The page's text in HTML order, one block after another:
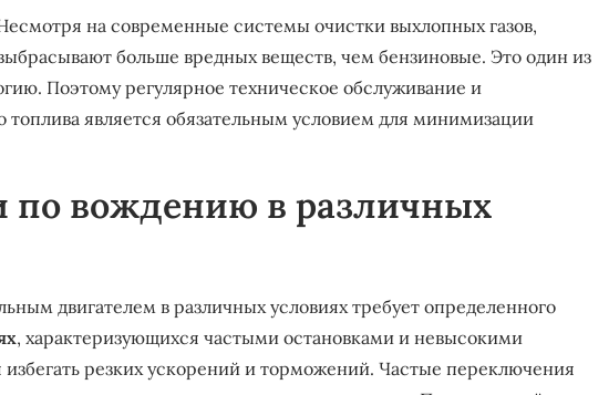
на современные системы очистки выхлопных газов,
больше вредных веществ, чем бензиновые. Это один из
Поэтому регулярное техническое обслуживание и
топлива является обязательным условием для минимизации
по вождению в различных
двигателем в различных условиях требует определенного
, характеризующихся частыми остановками и невысокими
резких ускорений и торможений. Частые переключения